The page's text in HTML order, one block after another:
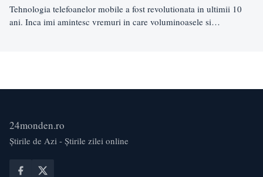
Tehnologia telefoanelor mobile a fost revolutionata in ultimii 10
ani. Inca imi amintesc vremuri in care voluminoasele si…
24monden.ro
Știrile de Azi - Știrile zilei online